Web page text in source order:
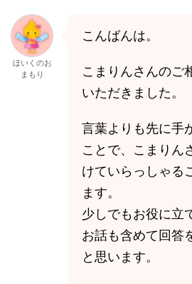
ほいくのお
まもり
こんばんは。
こまりんさんのご
いただきました。
言葉よりも先に手
ことで、こまりん
けていらっしゃる
ます。
少しでもお役に立
お話も含めて回答
と思います。